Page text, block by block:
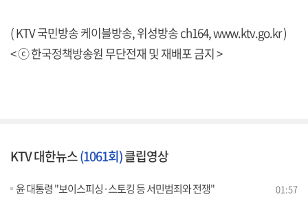
( KTV 국민방송 케이블방송, 위성방송 ch164,www.ktv.go.kr)
< ⓒ 한국정책방송원 무단전재 및 재배포 금지 >
KTV 대한뉴스(1061회)클립영상
윤 대통령 "보이스피싱·스토킹 등 서민범죄와 전쟁" 01:57